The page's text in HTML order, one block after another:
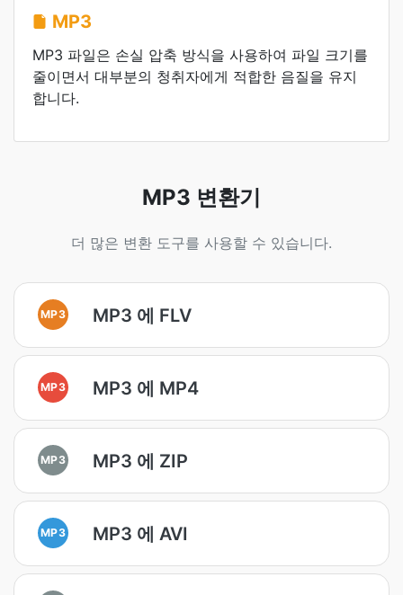
MP3
MP3 파일은 손실 압축 방식을 사용하여 파일 크기를
줄이면서 대부분의 청취자에게 적합한 음질을 유지
합니다.
MP3 변환기
더 많은 변환 도구를 사용할 수 있습니다.
MP3 MP3 에 FLV
MP3 MP3 에 MP4
MP3 MP3 에 ZIP
MP3 MP3 에 AVI